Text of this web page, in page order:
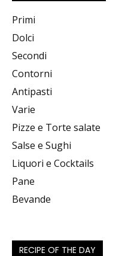
Primi
Dolci
Secondi
Contorni
Antipasti
Varie
Pizze e Torte salate
Salse e Sughi
Liquori e Cocktails
Pane
Bevande
RECIPE OF THE DAY